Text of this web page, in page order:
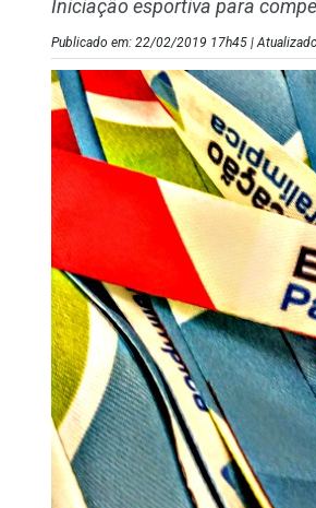
Iniciação esportiva para
Publicado em: 22/02/2019 17h45 |